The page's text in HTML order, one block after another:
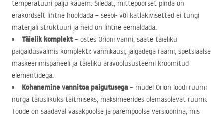
temperatuuri palju kauem. Siledat, mittepoorset pinda on
erakordselt lihtne hooldada – seebi- või katlakivisetted ei tungi
materjali struktuuri ja neid on lihtne eemaldada.
Täielik komplekt – ostes Orioni vanni, saate täieliku
paigaldusvalmis komplekti: vannikausi, jalgadega raami, spetsiaalse
maskeerimispaneeli ja täieliku äravoolusüsteemi kroomitud
elementidega.
Kohanemine vannitoa paigutusega – mudel Orion loodi ruumi
nurga täiuslikuks täitmiseks, maksimeerides olemasolevat ruumi.
Toode on saadaval vasakpoolse ja parempoolse versioonina, mis